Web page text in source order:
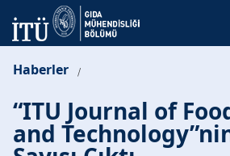
Haberler /
“ITU Journal of
and